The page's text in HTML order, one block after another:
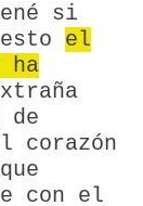
si
el
ha
de
corazón
con el